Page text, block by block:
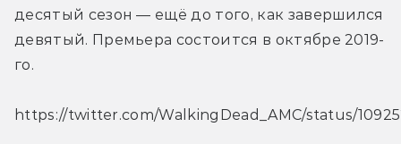
десятый сезон — ещё до того, как завершился
девятый. Премьера состоится в октябре 2019-
го.
https://twitter.com/WalkingDead_AMC/status/